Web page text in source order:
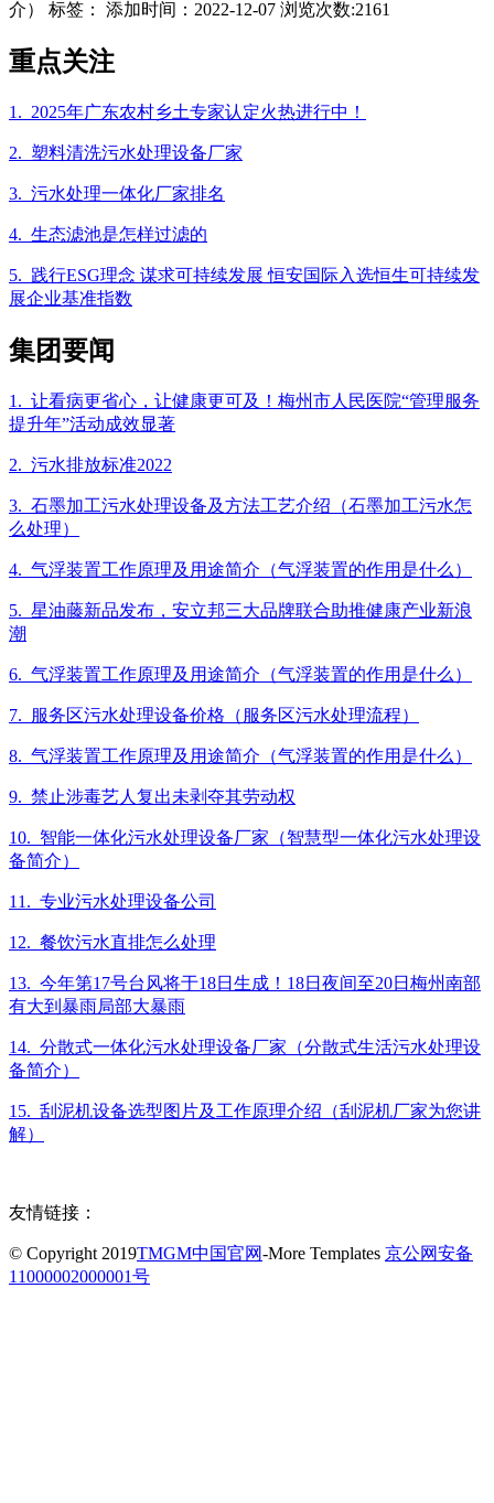
介） 标签： 添加时间：2022-12-07 浏览次数:2161
重点关注
1. 2025年广东农村乡土专家认定火热进行中！
2. 塑料清洗污水处理设备厂家
3. 污水处理一体化厂家排名
4. 生态滤池是怎样过滤的
5. 践行ESG理念 谋求可持续发展 恒安国际入选恒生可持续发
展企业基准指数
集团要闻
1. 让看病更省心，让健康更可及！梅州市人民医院“管理服务
提升年”活动成效显著
2. 污水排放标准2022
3. 石墨加工污水处理设备及方法工艺介绍（石墨加工污水怎
么处理）
4. 气浮装置工作原理及用途简介（气浮装置的作用是什么）
5. 星油藤新品发布，安立邦三大品牌联合助推健康产业新浪
潮
6. 气浮装置工作原理及用途简介（气浮装置的作用是什么）
7. 服务区污水处理设备价格（服务区污水处理流程）
8. 气浮装置工作原理及用途简介（气浮装置的作用是什么）
9. 禁止涉毒艺人复出未剥夺其劳动权
10. 智能一体化污水处理设备厂家（智慧型一体化污水处理设
备简介）
11. 专业污水处理设备公司
12. 餐饮污水直排怎么处理
13. 今年第17号台风将于18日生成！18日夜间至20日梅州南部
有大到暴雨局部大暴雨
14. 分散式一体化污水处理设备厂家（分散式生活污水处理设
备简介）
15. 刮泥机设备选型图片及工作原理介绍（刮泥机厂家为您讲
解）
友情链接：
© Copyright 2019TMGM中国官网-More Templates 京公网安备
11000002000001号